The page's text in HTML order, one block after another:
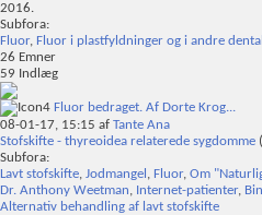
2016.
Subfora:
Fluor, Fluor i plastfyldninger og i andre
26 Emner
59 Indlæg
Fluor bedraget. Af Dorte Krog...
08-01-17, 15:15 af Tante Ana
Stofskifte - thyreoidea relaterede sygdomme
Subfora:
Lavt stofskifte, Jodmangel , Fluor, Om
Dr. Anthony Weetman, Internet-patienter,
Alternativ behandling af lavt stofskifte